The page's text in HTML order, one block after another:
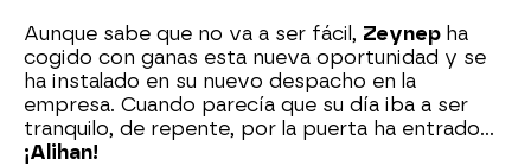
Aunque sabe que no va a ser fácil, Zeynep ha
cogido con ganas esta nueva oportunidad y se
ha instalado en su nuevo despacho en la
empresa. Cuando parecía que su día iba a ser
tranquilo, de repente, por la puerta ha entrado…
¡Alihan!